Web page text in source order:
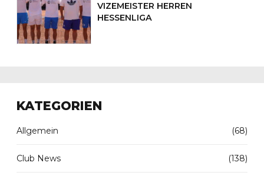
VIZEMEISTER HERREN
HESSENLIGA
KATEGORIEN
Allgemein (68)
Club News (138)